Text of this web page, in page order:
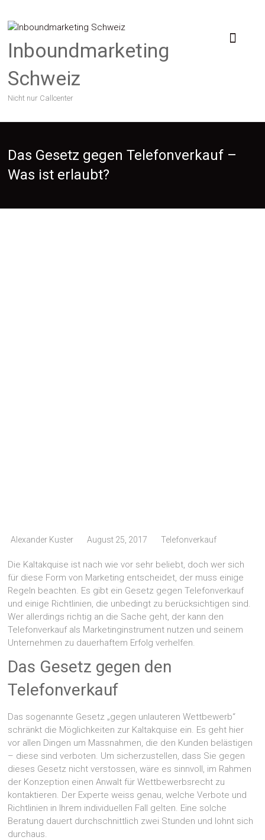
content
Inboundmarketing
Schweiz
Nicht nur Callcenter
Das Gesetz gegen Telefonverkauf –
Was ist erlaubt?
Alexander Kuster August 25, 2017 Telefonverkauf
Die Kaltakquise ist nach wie vor sehr beliebt, doch wer sich
für diese Form von Marketing entscheidet, der muss einige
Regeln beachten. Es gibt ein Gesetz gegen Telefonverkauf
und einige Richtlinien, die unbedingt zu berücksichtigen sind.
Wer allerdings richtig an die Sache geht, der kann den
Telefonverkauf als Marketinginstrument nutzen und seinem
Unternehmen zu dauerhaftem Erfolg verhelfen.
Das Gesetz gegen den
Telefonverkauf
Das sogenannte Gesetz „gegen unlauteren Wettbewerb“
schränkt die Möglichkeiten zur Kaltakquise ein. Es geht hier
vor allen Dingen um Massnahmen, die den Kunden belästigen
– diese sind verboten. Um sicherzustellen, dass Sie gegen
dieses Gesetz nicht verstossen, wäre es sinnvoll, im Rahmen
der Konzeption einen Anwalt für Wettbewerbsrecht zu
kontaktieren. Der Experte weiss genau, welche Verbote und
Richtlinien in Ihrem individuellen Fall gelten. Eine solche
Beratung dauert durchschnittlich zwei Stunden und lohnt sich
durchaus.